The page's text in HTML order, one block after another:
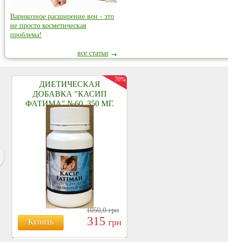
Варикозное расширение вен - это
не просто косметическая
проблема!
все статьи
ДИЕТИЧЕСКАЯ
ДОБАВКА "КАСИП
ФАТИМА" №60, 350 МГ.
Купить
1050,0грн
315 грн
70%